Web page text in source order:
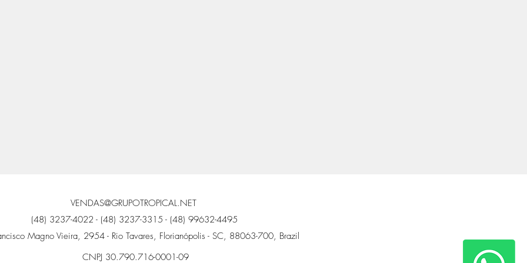
VENDAS@GRUPOTROPICAL.NET
(48) 3237-4022 - (48) 3237-3315 - (48) 99632-4495
Magno Vieira, 2954 - Rio Tavares, Florianópolis - SC, 88063-700, Brazil
CNPJ 30.790.716-0001-09